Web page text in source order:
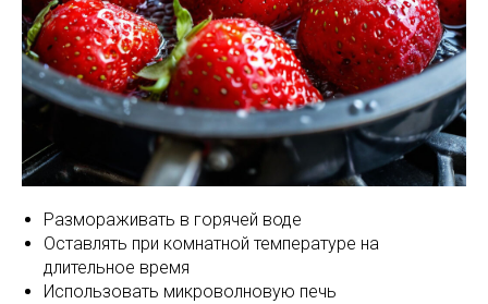
Размораживать в горячей воде
Оставлять при комнатной температуре на
длительное время
Использовать микроволновую печь